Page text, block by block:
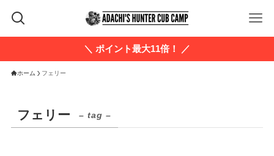
＼ ポイント最大11倍！ ／
ホーム フェリー
フェリー – tag –